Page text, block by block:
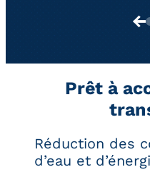
Prêt à
Réduction des
d’eau et